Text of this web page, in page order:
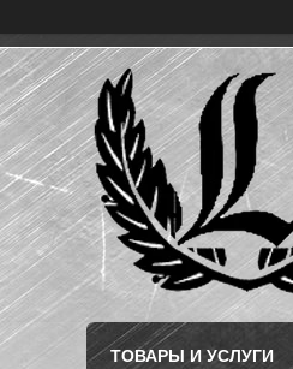
ТОВАРЫ И УСЛУГИ